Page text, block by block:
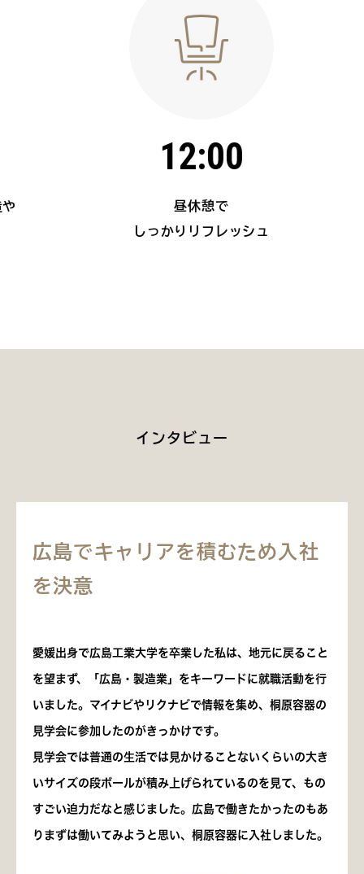
12:00
昼休憩で
しっかりリフレッシュ
インタビュー
広島でキャリアを積むため入社
を決意
愛媛出身で広島工業大学を卒業した私は、地元に戻ること
を望まず、「広島・製造業」をキーワードに就職活動を行
いました。マイナビやリクナビで情報を集め、桐原容器の
見学会に参加したのがきっかけです。
見学会では普通の生活では見かけることないくらいの大き
いサイズの段ボールが積み上げられているのを見て、もの
すごい迫力だなと感じました。広島で働きたかったのもあ
りまずは働いてみようと思い、桐原容器に入社しました。